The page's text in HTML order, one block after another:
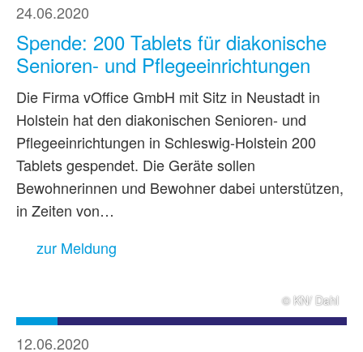
24.06.2020
Spende: 200 Tablets für diakonische
Senioren- und Pflegeeinrichtungen
Die Firma vOffice GmbH mit Sitz in Neustadt in
Holstein hat den diakonischen Senioren- und
Pflegeeinrichtungen in Schleswig-Holstein 200
Tablets gespendet. Die Geräte sollen
Bewohnerinnen und Bewohner dabei unterstützen,
in Zeiten von…
zur Meldung
© KN/ Dahl
12.06.2020